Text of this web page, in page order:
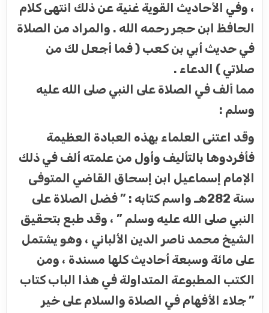
، وفي الأحاديث القوية غنية عن ذلك انتهى كلام
الحافظ ابن حجر رحمه الله . والمراد من الصلاة
في حديث أبي بن كعب ( فما أجعل لك من
صلاتي ) الدعاء .
مما ألف في الصلاة على النبي صلى الله عليه
وسلم :
وقد اعتنى العلماء بهذه العبادة العظيمة
فأفردوها بالتأليف وأول من علمته ألف في ذلك
الإمام إسماعيل ابن إسحاق القاضي المتوفى
سنة 282هـ واسم كتابه : ” فضل الصلاة على
النبي صلى الله عليه وسلم ” ، وقد طبع بتحقيق
الشيخ محمد ناصر الدين الألباني ، وهو يشتمل
على مائة وسبعة أحاديث كلها مسندة ، ومن
الكتب المطبوعة المتداولة في هذا الباب كتاب
” جلاء الأفهام في الصلاة والسلام على خير